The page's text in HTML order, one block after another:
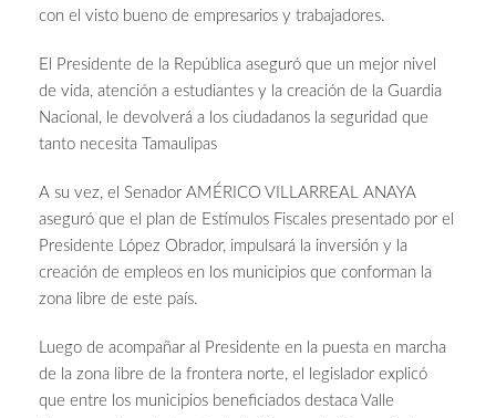
con el visto bueno de empresarios y trabajadores.
El Presidente de la República aseguró que un mejor nivel
de vida, atención a estudiantes y la creación de la Guardia
Nacional, le devolverá a los ciudadanos la seguridad que
tanto necesita Tamaulipas
A su vez, el Senador AMÉRICO VILLARREAL ANAYA
aseguró que el plan de Estímulos Fiscales presentado por el
Presidente López Obrador, impulsará la inversión y la
creación de empleos en los municipios que conforman la
zona libre de este país.
Luego de acompañar al Presidente en la puesta en marcha
de la zona libre de la frontera norte, el legislador explicó
que entre los municipios beneficiados destaca Valle